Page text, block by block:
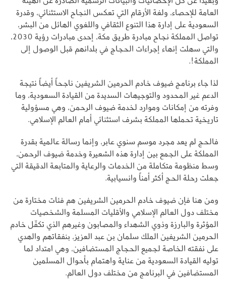
العامة للإحصاء، ولغة الأرقام التي تعكس النجاح الاستثنائي، وقدرة
السعودية على إدارة هذا التنوع الثقافي واللغوي الهائل من البشر،
تواصل المملكة نجاح مبادرة طريق مكة، إحدى مبادرات رؤية 2030،
والتي سهلت إنهاء إجراءات الحجاج في بلدانهم قبل الوصول إلى
المملكة!.
لذا جاء برنامج ضيوف خادم الحرمين الشريفين ناجحاً أيضاً نتيجة
الدعم غير المحدود والتوجيهات السديدة من القيادة السعودية، وما
وفرته من إمكانات وموارد لخدمة ضيوف الرحمن، وهي مسؤولية
تاريخية تحملها المملكة بشرف استثنائي أمام العالم الإسلامي.
فالحج لم يعد مجرد موسم سنوي عابر، وإنما رسالة عالمية بقدرة
المملكة على الجمع بين إدارة هذه الشعيرة وخدمة ضيوف الرحمن،
وسط منظومة متكاملة من الخدمات والرعاية والمتابعة الدقيقة التي
جعلت رحلة الحج أكثر أمناً وانسيابية.
ومن هنا فإن ضيوف خادم الحرمين الشريفين هم فئات مختارة من
مختلف دول العالم الإسلامي والأقليات المسلمة والشخصيات
المؤثرة والبارزة وذوي الشهداء والمصابون وغيرهم الذي تكفّل خادم
الحرمين الشريفين الملك سلمان بن عبد العزيز، بنفقاتهم والهدي
على نفقته الخاصة لجميع الحجاج المستضافين، وهي امتداد لما
توليه القيادة السعودية من عناية واهتمام بأحوال المسلمين
المستضافين في البرنامج من مختلف دول العالم.